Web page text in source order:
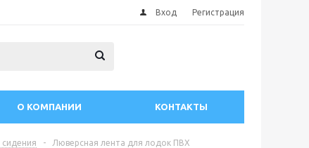
Вход Регистрация
О КОМПАНИИ КОНТАКТЫ
- Люверсная лента для лодок ПВХ